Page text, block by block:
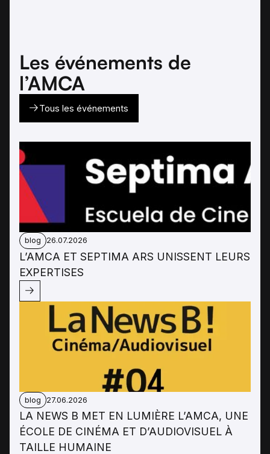
Les événements de
l’AMCA
Tous les événements
blog 26.07.2026
L’AMCA ET SEPTIMA ARS UNISSENT LEURS
EXPERTISES
blog 27.06.2026
LA NEWS B MET EN LUMIÈRE L’AMCA, UNE
ÉCOLE DE CINÉMA ET D’AUDIOVISUEL À
TAILLE HUMAINE